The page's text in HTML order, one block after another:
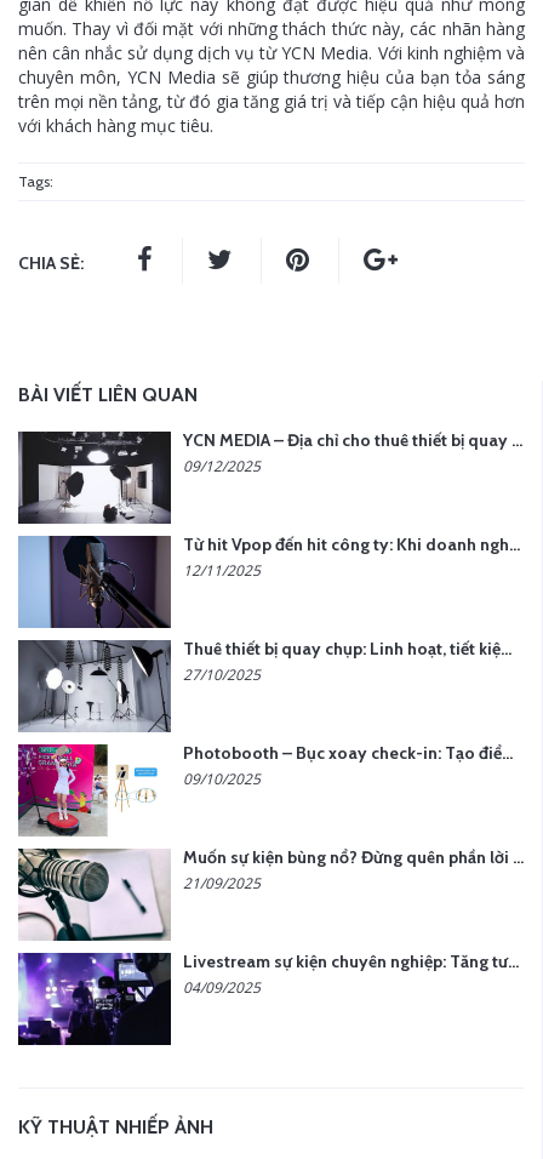
muốn. Thay vì đối mặt với những thách thức này, các nhãn hàng
nên cân nhắc sử dụng dịch vụ từ YCN Media. Với kinh nghiệm và
chuyên môn, YCN Media sẽ giúp thương hiệu của bạn tỏa sáng
trên mọi nền tảng, từ đó gia tăng giá trị và tiếp cận hiệu quả hơn
với khách hàng mục tiêu.
Tags:
CHIA SẺ:
BÀI VIẾT LIÊN QUAN
YCN MEDIA – Địa chỉ cho thuê thiết bị quay chụp uy tín tại Hà Nội
09/12/2025
Từ hit Vpop đến hit công ty: Khi doanh nghiệp muốn tạo dấu ấn với lời hát riêng
12/11/2025
Thuê thiết bị quay chụp: Linh hoạt, tiết kiệm, hiệu quả
27/10/2025
Photobooth – Bục xoay check-in: Tạo điểm nhấn cho sự kiện của bạn
09/10/2025
Muốn sự kiện bùng nổ? Đừng quên phần lời hát đậm chất riêng
21/09/2025
Livestream sự kiện chuyên nghiệp: Tăng tương tác, nâng tầm thương hiệu
04/09/2025
KỸ THUẬT NHIẾP ẢNH